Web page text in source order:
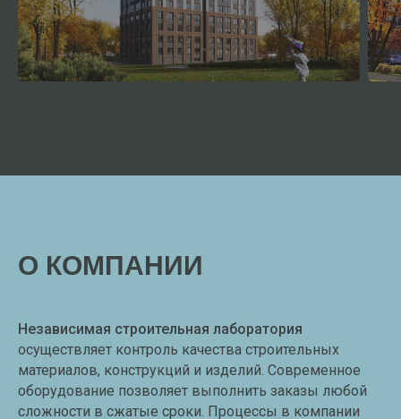
О КОМПАНИИ
Независимая строительная лаборатория
осуществляет контроль качества строительных
материалов, конструкций и изделий. Современное
оборудование позволяет выполнить заказы любой
сложности в сжатые сроки. Процессы в компании